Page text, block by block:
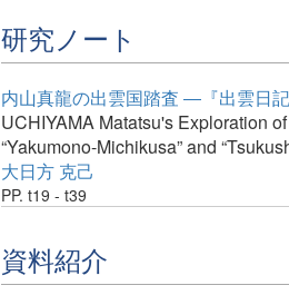
研究ノート
内山真龍の出雲国踏査 ―『出雲日
UCHIYAMA Matatsu's Exploration
“Yakumono-Michikusa” and
大日方 克己
PP. t19 - t39
資料紹介